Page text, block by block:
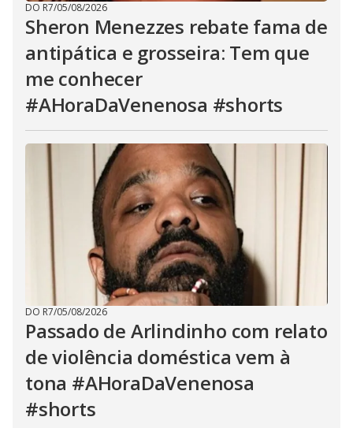
DO R7/05/08/2026
Sheron Menezzes rebate fama de
antipática e grosseira: Tem que
me conhecer
#AHoraDaVenenosa #shorts
DO R7/05/08/2026
Passado de Arlindinho com relato
de violência doméstica vem à
tona #AHoraDaVenenosa
#shorts